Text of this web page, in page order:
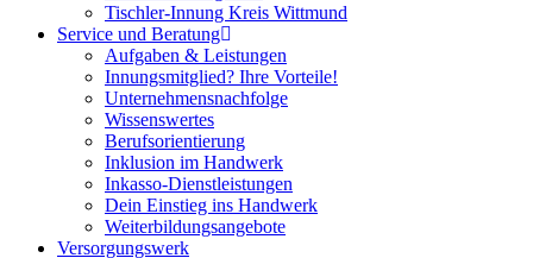
Tischler-Innung Kreis Wittmund
Service und Beratung
Aufgaben & Leistungen
Innungsmitglied? Ihre Vorteile!
Unternehmensnachfolge
Wissenswertes
Berufsorientierung
Inklusion im Handwerk
Inkasso-Dienstleistungen
Dein Einstieg ins Handwerk
Weiterbildungsangebote
Versorgungswerk